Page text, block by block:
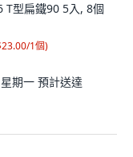
型扁鐵90 5入, 8個
1個)
期一 預計送達